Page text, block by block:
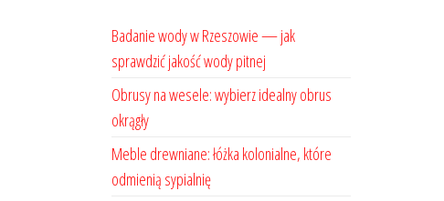
Badanie wody w Rzeszowie — jak
sprawdzić jakość wody pitnej
Obrusy na wesele: wybierz idealny obrus
okrągły
Meble drewniane: łóżka kolonialne, które
odmienią sypialnię